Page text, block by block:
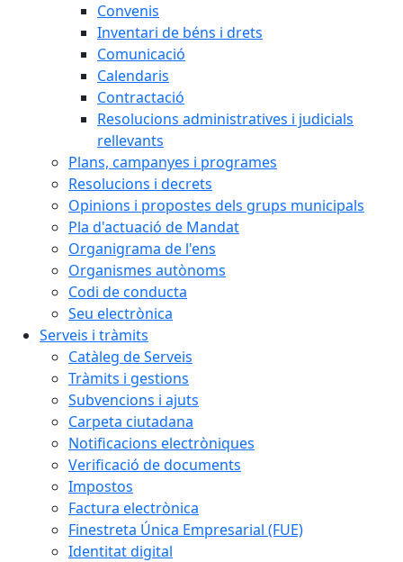
Convenis
Inventari de béns i drets
Comunicació
Calendaris
Contractació
Resolucions administratives i judicials
rellevants
Plans, campanyes i programes
Resolucions i decrets
Opinions i propostes dels grups municipals
Pla d'actuació de Mandat
Organigrama de l'ens
Organismes autònoms
Codi de conducta
Seu electrònica
Serveis i tràmits
Catàleg de Serveis
Tràmits i gestions
Subvencions i ajuts
Carpeta ciutadana
Notificacions electròniques
Verificació de documents
Impostos
Factura electrònica
Finestreta Única Empresarial (FUE)
Identitat digital